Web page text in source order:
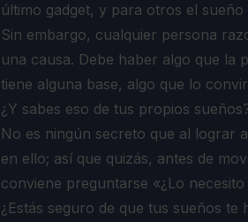
último gadget, y para otros el
Sin embargo, cualquier persona
una causa. Debe haber algo que la
tiene alguna base, algo que lo
¿Y sabes eso de tus propios
No es ningún secreto que al lograr
en ello; así que quizás, antes de
conviene preguntarse «¿Lo necesito
¿Estás seguro de que tus sueños te